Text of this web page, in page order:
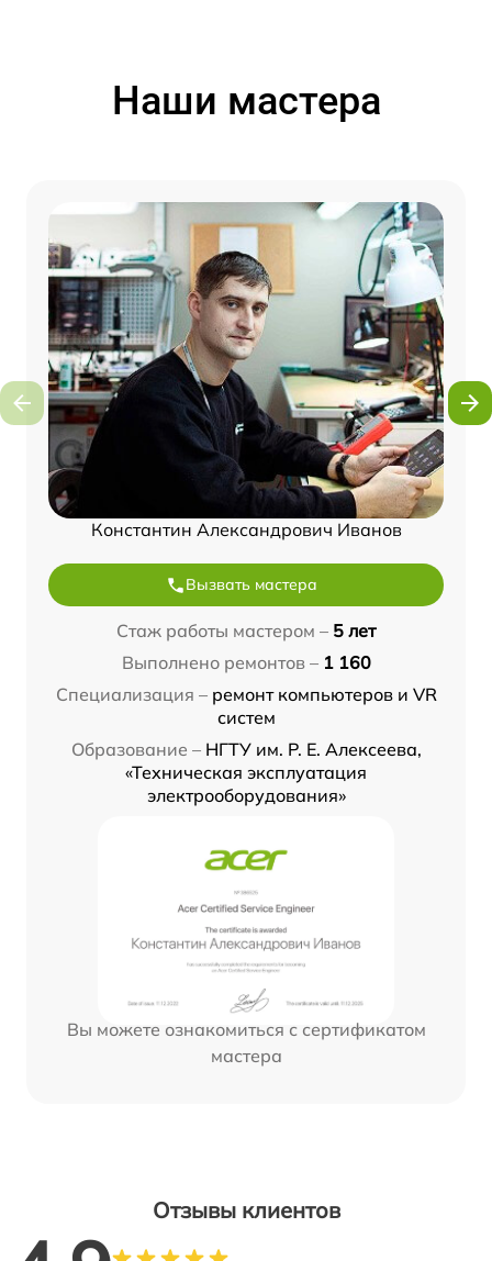
Наши мастера
Константин Александрович Иванов
Вызвать мастера
Стаж работы мастером – 5 лет
Выполнено ремонтов – 1 160
Специализация – ремонт компьютеров и VR
систем
Образование – НГТУ им. Р. Е. Алексеева,
«Техническая эксплуатация
электрооборудования»
Вы можете ознакомиться с сертификатом
мастера
Отзывы клиентов